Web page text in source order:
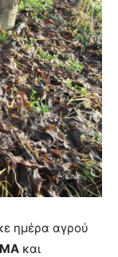
ημέρα αγρού
και